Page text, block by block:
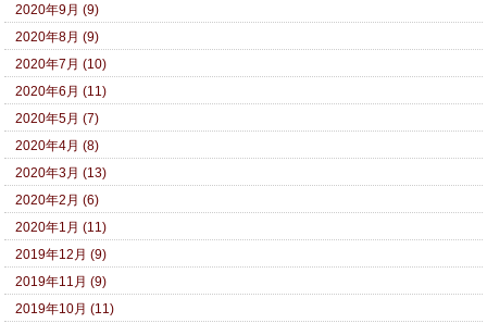
2020年9月 (9)
2020年8月 (9)
2020年7月 (10)
2020年6月 (11)
2020年5月 (7)
2020年4月 (8)
2020年3月 (13)
2020年2月 (6)
2020年1月 (11)
2019年12月 (9)
2019年11月 (9)
2019年10月 (11)